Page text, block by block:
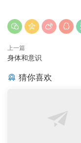
上一篇
身体和意识
猜你喜欢